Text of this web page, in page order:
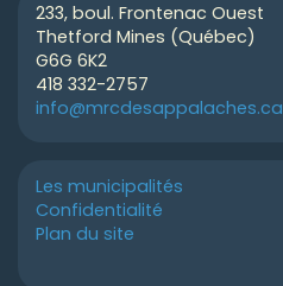
233, boul. Frontenac Ouest
Thetford Mines (Québec)
G6G 6K2
418 332-2757
info@mrcdesappalaches.ca
Les municipalités
Confidentialité
Plan du site